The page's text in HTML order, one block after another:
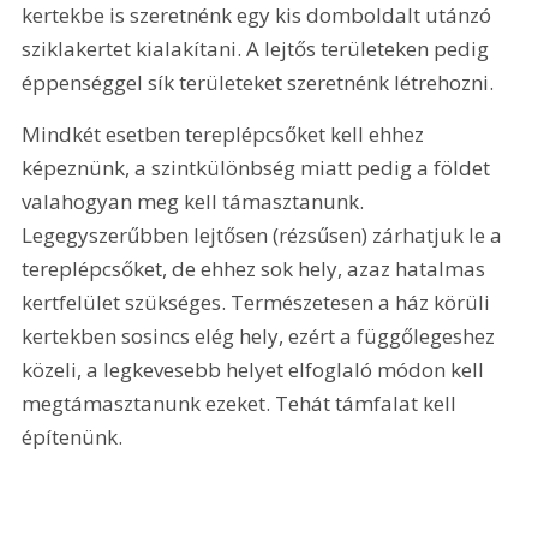
kertekbe is szeretnénk egy kis domboldalt utánzó
sziklakertet kialakítani. A lejtős területeken pedig
éppenséggel sík területeket szeretnénk létrehozni.
Mindkét esetben tereplépcsőket kell ehhez
képeznünk, a szintkülönbség miatt pedig a földet
valahogyan meg kell támasztanunk.
Legegyszerűbben lejtősen (rézsűsen) zárhatjuk le a
tereplépcsőket, de ehhez sok hely, azaz hatalmas
kertfelület szükséges. Természetesen a ház körüli
kertekben sosincs elég hely, ezért a függőlegeshez
közeli, a legkevesebb helyet elfoglaló módon kell
megtámasztanunk ezeket. Tehát támfalat kell
építenünk.